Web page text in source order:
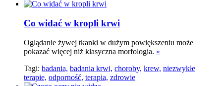
Co widać w kropli krwi
Oglądanie żywej tkanki w dużym powiększeniu może
pokazać więcej niż klasyczna morfologia. »
Tagi: badania, badania krwi, choroby, krew, niezwykłe
terapie, odporność, terapia, zdrowie